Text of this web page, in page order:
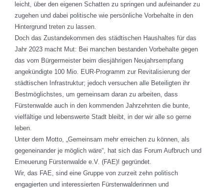
leicht, über den eigenen Schatten zu springen und aufeinander zu
zugehen und dabei politische wie persönliche Vorbehalte in den
Hintergrund treten zu lassen.
Doch das Zustandekommen des städtischen Haushaltes für das
Jahr 2023 macht Mut: Bei manchen bestanden Vorbehalte gegen
das vom Bürgermeister beim diesjährigen Neujahrsempfang
angekündigte 100 Mio. EUR-Programm zur Revitalisierung der
städtischen Infrastruktur; jedoch versuchen alle Beteiligten ihr
Bestmöglichstes, um gemeinsam daran zu arbeiten, dass
Fürstenwalde auch in den kommenden Jahrzehnten die bunte,
vielfältige und lebenswerte Stadt bleibt, in der wir alle so gerne
leben.
Unter dem Motto, „Gemeinsam mehr erreichen zu können, als
gegeneinander je möglich wäre“, hat sich das Forum Aufbruch und
Erneuerung Fürstenwalde e.V. (FAE)! gegründet.
Wir, das FAE, sind eine Gruppe von zurzeit zehn politisch
engagierten und interessierten Fürstenwalderinnen und